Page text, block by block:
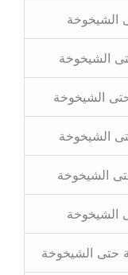
الشيخوخة
الشيخوخة
الشيخوخة
الشيخوخة
الشيخوخة
الشيخوخة
حتى الشيخوخة